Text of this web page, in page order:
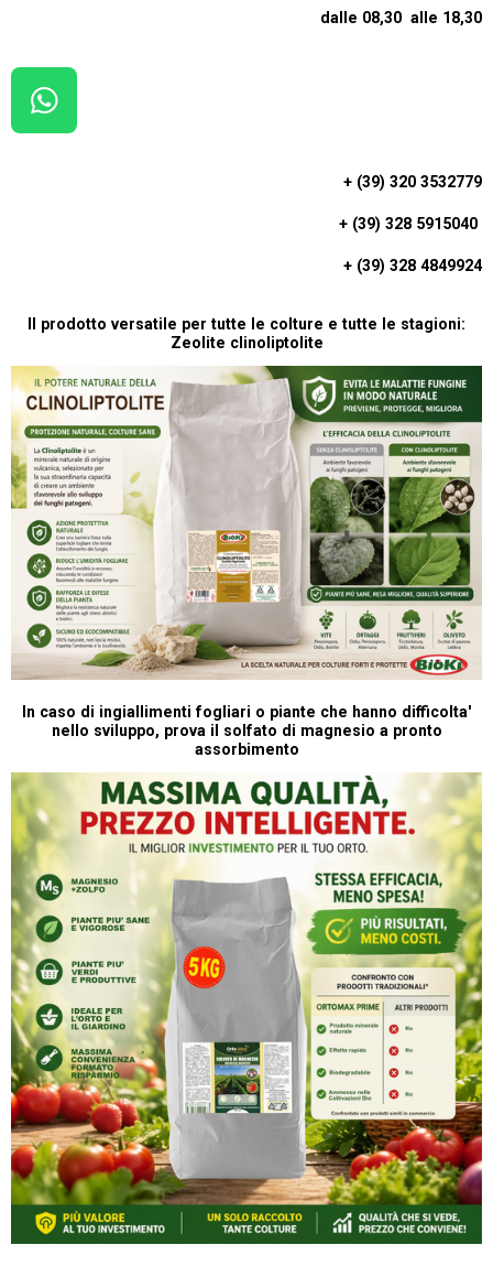
dalle 08,30 alle 18,30
W
H
P
+ (39) 320 3532779
+ (39) 328 5915040
+ (39) 328 4849924
Il prodotto versatile per tutte le colture e tutte le stagioni:
Zeolite clinoliptolite
In caso di ingiallimenti fogliari o piante che hanno difficolta'
nello sviluppo, prova il solfato di magnesio a pronto
assorbimento